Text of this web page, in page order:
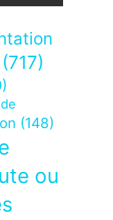
(717)
(148)
ou